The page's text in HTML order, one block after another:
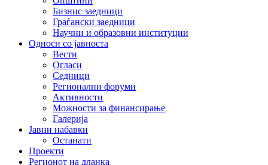
Бизнис заедници
Граѓански заедници
Научни и образовни институции
Односи со јавноста
Вести
Огласи
Седници
Регионални форуми
Активности
Можности за финансирање
Галерија
Јавни набавки
Останати
Проекти
Регионот на дланка